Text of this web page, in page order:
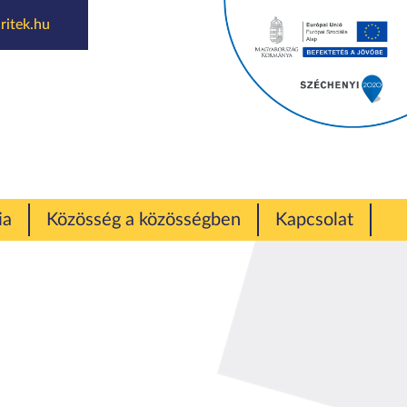
Közösség a közösségben Kapcsolat